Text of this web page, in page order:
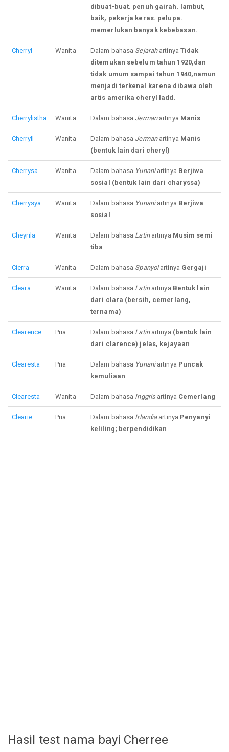
dibuat-buat. penuh gairah. lambut,
baik, pekerja keras. pelupa.
memerlukan banyak kebebasan.
Cherryl Wanita Dalam bahasa Sejarahartinya Tidak
ditemukan sebelum tahun 1920,dan
tidak umum sampai tahun 1940,namun
menjadi terkenal karena dibawa oleh
artis amerika cheryl ladd.
Cherrylistha Wanita Dalam bahasa Jermanartinya Manis
Cherryll Wanita Dalam bahasa Jermanartinya Manis
(bentuk lain dari cheryl)
Cherrysa Wanita Dalam bahasa Yunaniartinya Berjiwa
sosial (bentuk lain dari charyssa)
Cherrysya Wanita Dalam bahasa Yunaniartinya Berjiwa
sosial
Cheyrila Wanita Dalam bahasa Latinartinya Musim semi
tiba
Cierra Wanita Dalam bahasa Spanyolartinya Gergaji
Cleara Wanita Dalam bahasa Latinartinya Bentuk lain
dari clara (bersih, cemerlang,
ternama)
Clearence Pria Dalam bahasa Latinartinya (bentuk lain
dari clarence) jelas, kejayaan
Clearesta Pria Dalam bahasa Yunaniartinya Puncak
kemuliaan
Clearesta Wanita Dalam bahasa Inggrisartinya Cemerlang
Clearie Pria Dalam bahasa Irlandiaartinya Penyanyi
keliling; berpendidikan
Hasil test nama bayi Cherree